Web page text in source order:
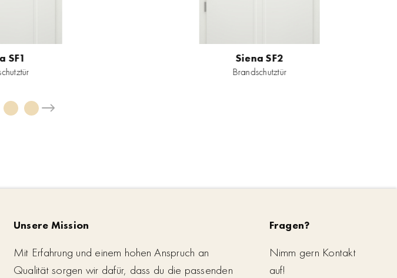
SF1 Siena SF2
Brandschutztür
Unsere Mission
Mit Erfahrung und einem hohen Anspruch an
Qualität sorgen wir dafür, dass du die passenden
Fragen?
Nimm gern Kontakt
auf!